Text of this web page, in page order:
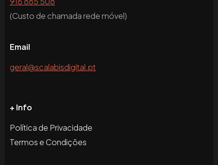
(Custo de chamada rede móvel)
Email
geral@scalabisdigital.pt
+ Info
Política de Privacidade
Termos e Condições